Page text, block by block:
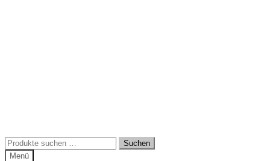
Suchen
nach:
Suchen
Menü